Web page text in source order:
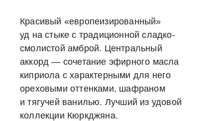
Красивый «европеизированный»
уд на стыке с традиционной сладко-
смолистой амброй. Центральный
аккорд — сочетание эфирного масла
киприола с характерными для него
ореховыми оттенками, шафраном
и тягучей ванилью. Лучший из удовой
коллекции Кюркджяна.